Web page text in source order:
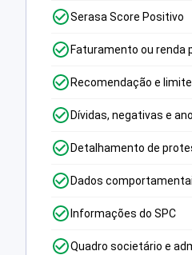
Serasa Score Positivo
Faturamento ou renda
Recomendação e
Dívidas, negativas e
Detalhamento de
Dados
Informações do SPC
Quadro societário e